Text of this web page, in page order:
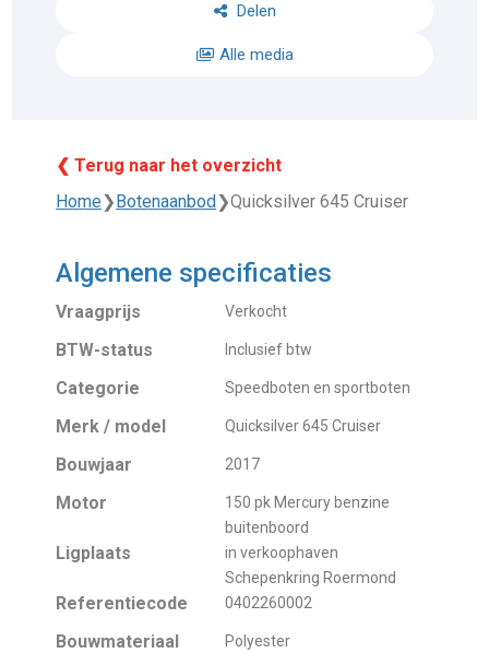
Delen
Alle media
❮ Terug naar het overzicht
Home❯ Botenaanbod ❯Quicksilver 645 Cruiser
Algemene specificaties
Vraagprijs Verkocht
BTW-status Inclusief btw
Categorie Speedboten en sportboten
Merk / model Quicksilver 645 Cruiser
Bouwjaar 2017
Motor
150 pk Mercury benzine
buitenboord
Ligplaats
in verkoophaven
Schepenkring Roermond
Referentiecode 0402260002
Bouwmateriaal Polyester